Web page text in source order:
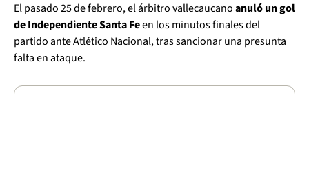
El pasado 25 de febrero, el árbitro vallecaucanoanuló un gol
de Independiente Santa Feen los minutos finales del
partido ante Atlético Nacional, tras sancionar una presunta
falta en ataque.